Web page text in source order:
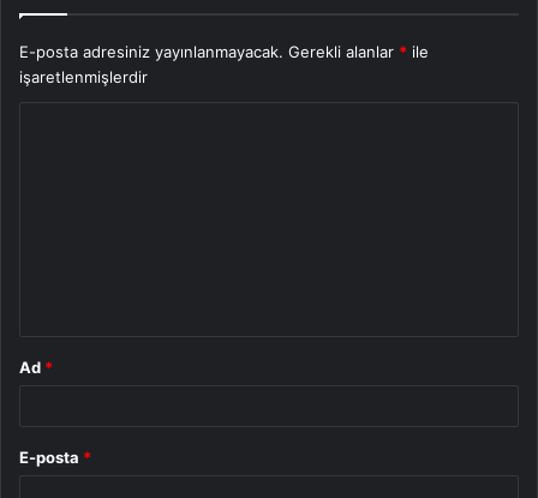
E-posta adresiniz yayınlanmayacak. Gerekli alanlar * ile
işaretlenmişlerdir
Ad *
E-posta *